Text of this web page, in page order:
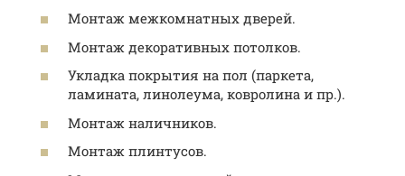
Монтаж межкомнатных дверей.
Монтаж декоративных потолков.
Укладка покрытия на пол (паркета,
ламината, линолеума, ковролина и пр.).
Монтаж наличников.
Монтаж плинтусов.